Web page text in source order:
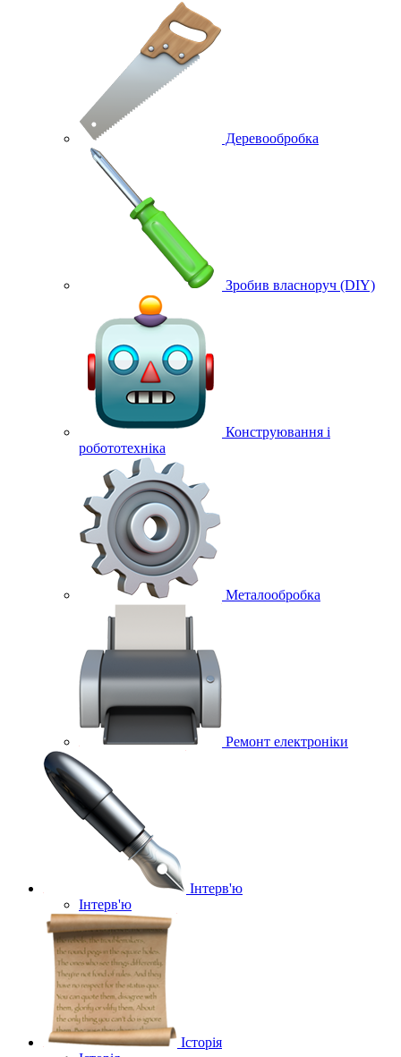
Деревообробка
Зробив власноруч (DIY)
Конструювання і
робототехніка
Металообробка
Ремонт електроніки
Інтерв'ю
Інтерв'ю
Історія